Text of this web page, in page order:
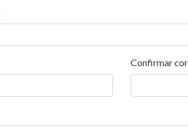
Confirmar